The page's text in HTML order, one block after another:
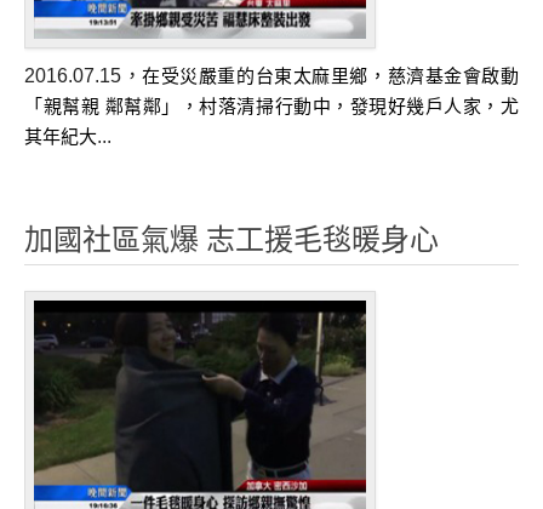
志工背心
壓力布
太陽能拉桿後背包
ECO超輕量四輪登機箱
防污快乾褲
防穿刺鞋
環保賑災 3 in 1 保暖夾克/保暖褲/保暖襪
防水手套
人援會大藏經
食品組
2016.07.15 ，在受災嚴重的台東太麻里鄉，慈濟基金會啟動
「親幫親 鄰幫鄰」，村落清掃行動中，發現好幾戶人家，尤
其年紀大...
加國社區氣爆 志工援毛毯暖身心